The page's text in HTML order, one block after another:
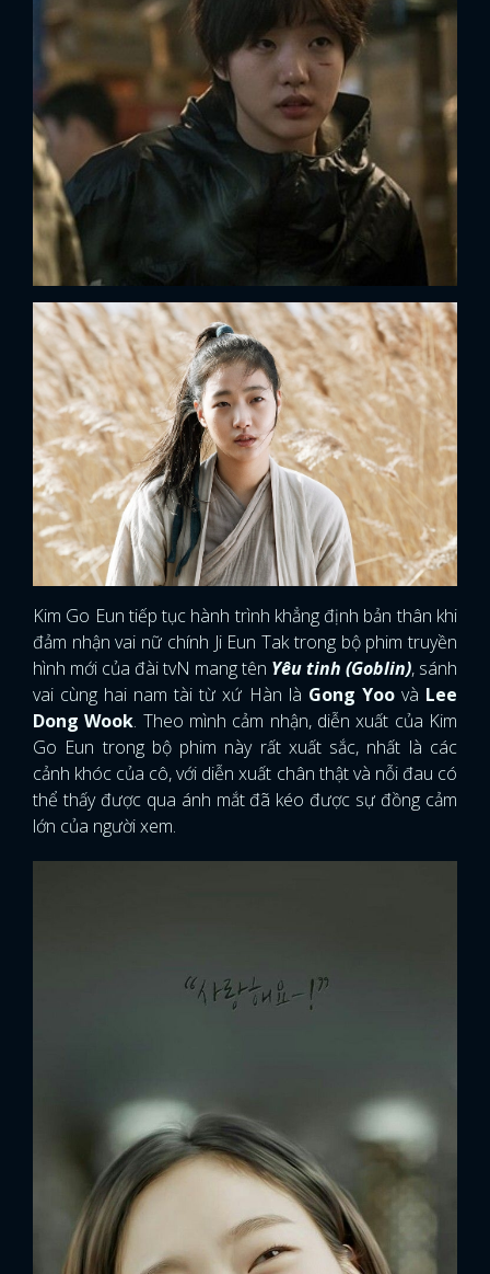
Kim Go Eun tiếp tục hành trình khẳng định bản thân khi
đảm nhận vai nữ chính Ji Eun Tak trong bộ phim truyền
hình mới của đàitvN mang tên Yêu tinh (Goblin), sánh
vai cùng hai nam tài từ xứ Hàn là Gong Yoo và Lee
Dong Wook. Theo mình cảm nhận, diễn xuất của Kim
Go Eun trong bộ phim này rất xuất sắc, nhất là các
cảnh khóc của cô, với diễn xuất chân thật và nỗi đau có
thể thấy được qua ánh mắt đã kéo được sự đồng cảm
lớn của người xem.